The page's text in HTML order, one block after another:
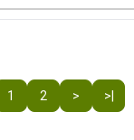
1 2 > >|